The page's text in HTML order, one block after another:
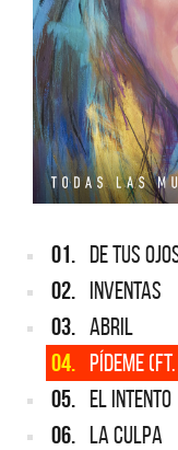
01. DE TUS
02. INVENTAS
03. ABRIL
04. PÍDEME
05. EL INTENTO
06. LA CULPA